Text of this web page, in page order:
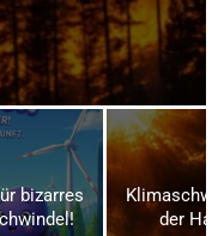
bizarres
der